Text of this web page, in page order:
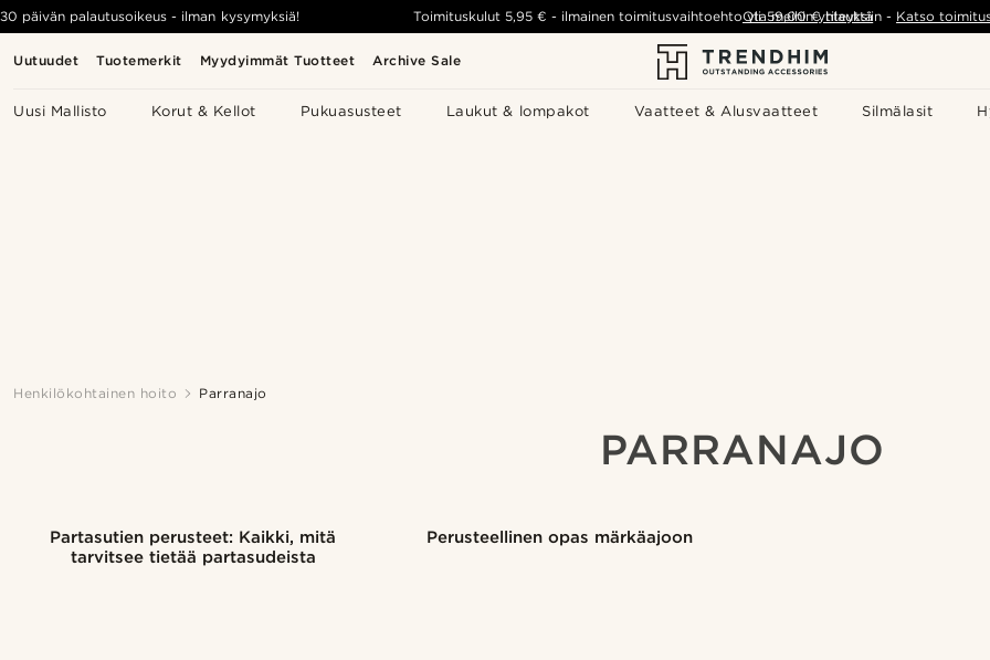
Uutuudet Tuotemerkit Myydyimmät Tuotteet Archive Sale
Uusi Mallisto Korut & Kellot Pukuasusteet Laukut & lompakot Vaatteet & Alusvaatteet Silmälasit
30 päivän palautusoikeus - ilman kysymyksiä! Toimituskulut 5,95 € - ilmainen toimitusvaihtoehto yli 59,00 €tilauksiin - Katso
Ota meihin yhteyttä
Henkilökohtainen hoito Parranajo
PARRANAJO
Partasutien perusteet: Kaikki, mitä
tarvitsee tietää partasudeista
Perusteellinen opas märkäajoon